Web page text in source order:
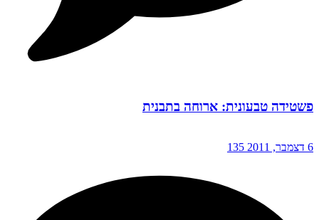
פשטידה טבעונית: ארוחה בתבנית
6 דצמבר, 2011 135